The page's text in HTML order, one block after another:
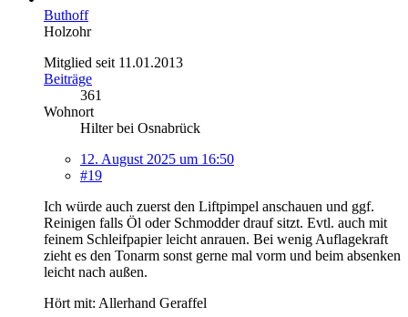
Buthoff
Holzohr
Mitglied seit 11.01.2013
Beiträge
361
Wohnort
Hilter bei Osnabrück
12. August 2025 um 16:50
#19
Ich würde auch zuerst den Liftpimpel anschauen und ggf.
Reinigen falls Öl oder Schmodder drauf sitzt. Evtl. auch mit
feinem Schleifpapier leicht anrauen. Bei wenig Auflagekraft
zieht es den Tonarm sonst gerne mal vorm und beim absenken
leicht nach außen.
Hört mit: Allerhand Geraffel